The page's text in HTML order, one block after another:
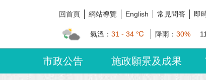
回首頁 網站導覽 English 常見問答 即
氣溫： 31 - 34 ℃ 降雨： 30%
市政公告 施政願景及成果